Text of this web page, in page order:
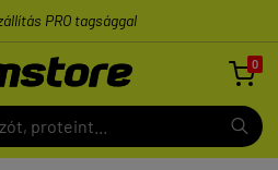
PRO tagsággal
0
